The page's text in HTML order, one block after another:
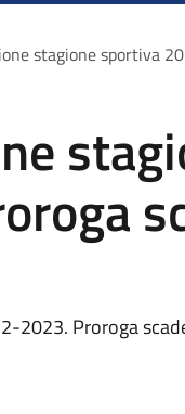
stagione sportiva
2023. Proroga